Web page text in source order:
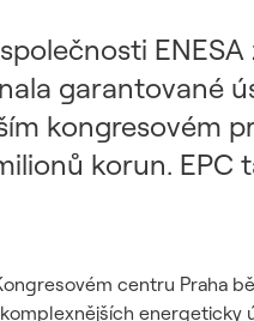
ENESA
garantované
kongresovém
korun. EPC
centru Praha
energeticky